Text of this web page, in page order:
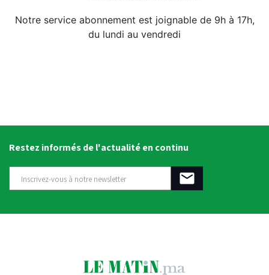
Notre service abonnement est joignable de 9h à 17h,
du lundi au vendredi
Restez informés de l'actualité en continu